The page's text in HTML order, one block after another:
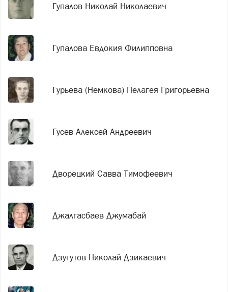
Гупалов Николай Николаевич
Гупалова Евдокия Филипповна
Гурьева (Немкова) Пелагея Григорьевна
Гусев Алексей Андреевич
Дворецкий Савва Тимофеевич
Джалгасбаев Джумабай
Дзугутов Николай Дзикаевич